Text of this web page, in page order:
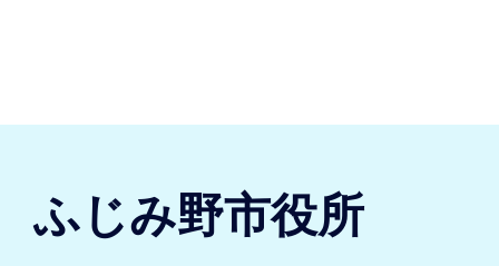
ふじみ野市役所